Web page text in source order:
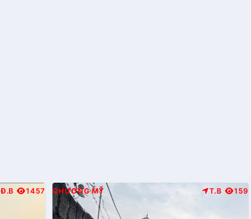
Đ.B 1457 CHƯƠNG MỸ T.B 159